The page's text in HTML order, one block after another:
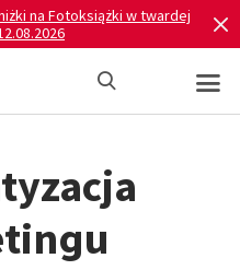
na Fotoksiążki w twardej